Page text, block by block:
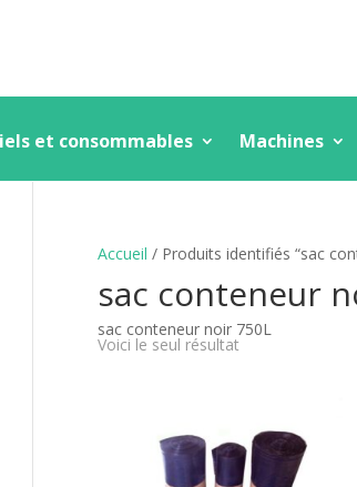
et consommables Machines
Accueil / Produits identifiés “sac
sac conteneur
sac conteneur noir 750L
Voici le seul résultat